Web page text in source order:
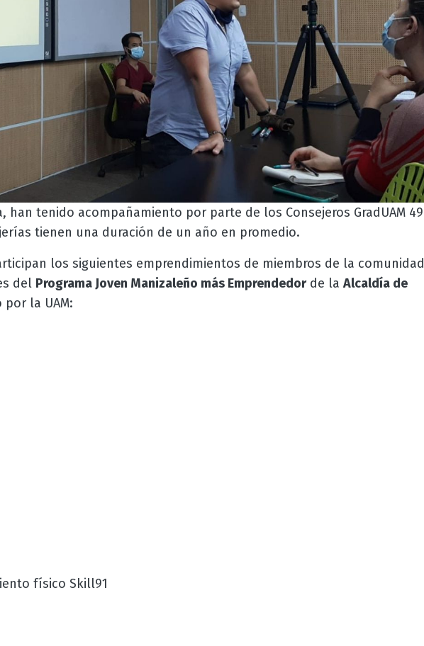
han tenido acompañamiento por parte de los Consejeros GradUAM 49
tienen una duración de un año en promedio.
los siguientes emprendimientos de miembros de la comunidad
del Programa Joven Manizaleño más Emprendedorde la Alcaldía de
la UAM:
físico Skill91